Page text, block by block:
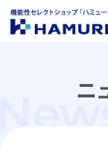
ニ